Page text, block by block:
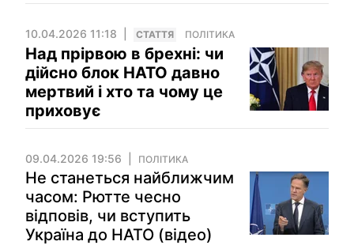
10.04.2026 11:18 СТАТТЯ ПОЛІТИКА
Над прірвою в брехні: чи
дійсно блок НАТО давно
мертвий і хто та чому це
приховує
09.04.2026 19:56 ПОЛІТИКА
Не станеться найближчим
часом: Рютте чесно
відповів, чи вступить
Україна до НАТО (відео)